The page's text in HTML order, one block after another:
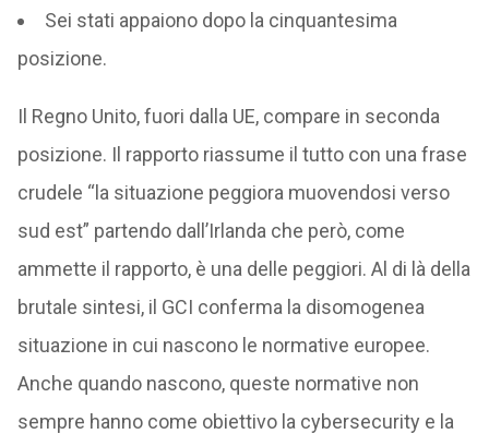
Sei stati appaiono dopo la cinquantesima
posizione.
Il Regno Unito, fuori dalla UE, compare in seconda
posizione. Il rapporto riassume il tutto con una frase
crudele “la situazione peggiora muovendosi verso
sud est” partendo dall’Irlanda che però, come
ammette il rapporto, è una delle peggiori. Al di là della
brutale sintesi, il GCI conferma la disomogenea
situazione in cui nascono le normative europee.
Anche quando nascono, queste normative non
sempre hanno come obiettivo la cybersecurity e la